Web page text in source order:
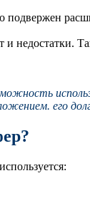
подвержен
недостатки.
его